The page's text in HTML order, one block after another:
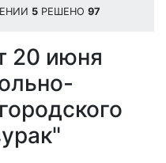
5 РЕШЕНО 97
20 июня